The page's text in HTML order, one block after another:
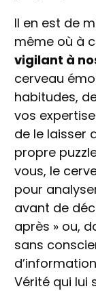
Il en est de
même où à
vigilant à
cerveau
habitudes,
vos
de le laisser
propre
vous, le
pour
avant de
après » ou,
sans
Vérité qui lui